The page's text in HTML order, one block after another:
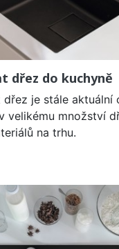
dřez do kuchyně
je stále aktuální
velikému množství
na trhu.